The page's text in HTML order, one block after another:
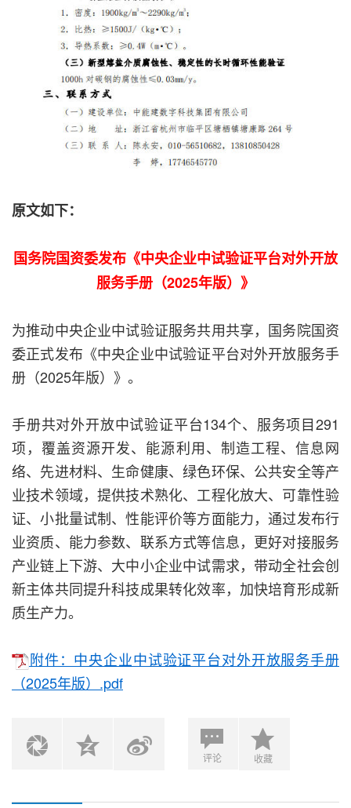
原文如下：
国务院国资委发布《中央企业中试验证平台对外开放
服务手册（2025年版）》
为推动中央企业中试验证服务共用共享，国务院国资
委正式发布《中央企业中试验证平台对外开放服务手
册（2025年版）》。
手册共对外开放中试验证平台134个、服务项目291
项，覆盖资源开发、能源利用、制造工程、信息网
络、先进材料、生命健康、绿色环保、公共安全等产
业技术领域，提供技术熟化、工程化放大、可靠性验
证、小批量试制、性能评价等方面能力，通过发布行
业资质、能力参数、联系方式等信息，更好对接服务
产业链上下游、大中小企业中试需求，带动全社会创
新主体共同提升科技成果转化效率，加快培育形成新
质生产力。
附件：中央企业中试验证平台对外开放服务手册
（2025年版）.pdf
评论 收藏